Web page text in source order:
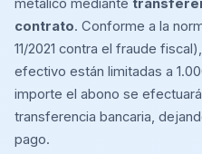
metálico mediante
contrato. Conforme a la
11/2021 contra el fraude
efectivo están limitadas a
importe el abono se
transferencia bancaria,
pago.